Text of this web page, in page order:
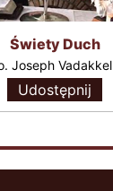
Świety Duch
Joseph Vadakkel
Udostępnij